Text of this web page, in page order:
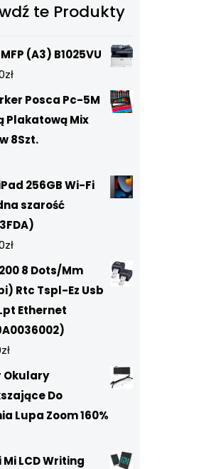
te Produkty
MFP (A3) B1025VU
zł
Posca Pc-5M
Plakatową Mix
8Szt.
256GB Wi-Fi
szarość
zł
8 Dots/Mm
Rtc Tspl-Ez Usb
Ethernet
zł
Okulary
Do
Lupa Zoom 160%
LCD Writing